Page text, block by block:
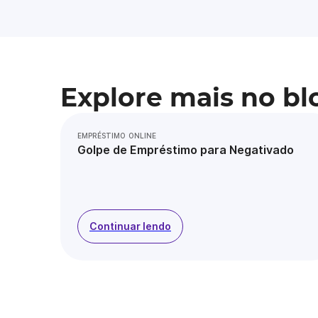
Explore mais no
EMPRÉSTIMO ONLINE
Golpe de Empréstimo para Negativado
Continuar lendo